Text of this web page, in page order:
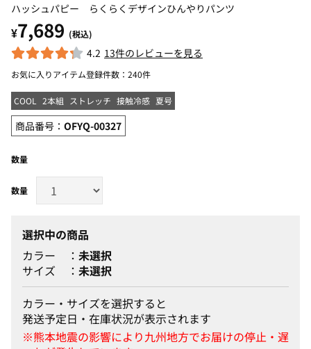
ハッシュパピー らくらくデザインひんやりパンツ
¥7,689 (税込)
4.2 13件のレビューを見る
お気に入りアイテム登録件数： 240件
COOL 2本組 ストレッチ 接触冷感 夏号
商品番号： OFYQ-00327
数量
選択中の商品
カラー
未選択
サイズ
未選択
カラー・サイズを選択すると
発送予定日・在庫状況が表示されます